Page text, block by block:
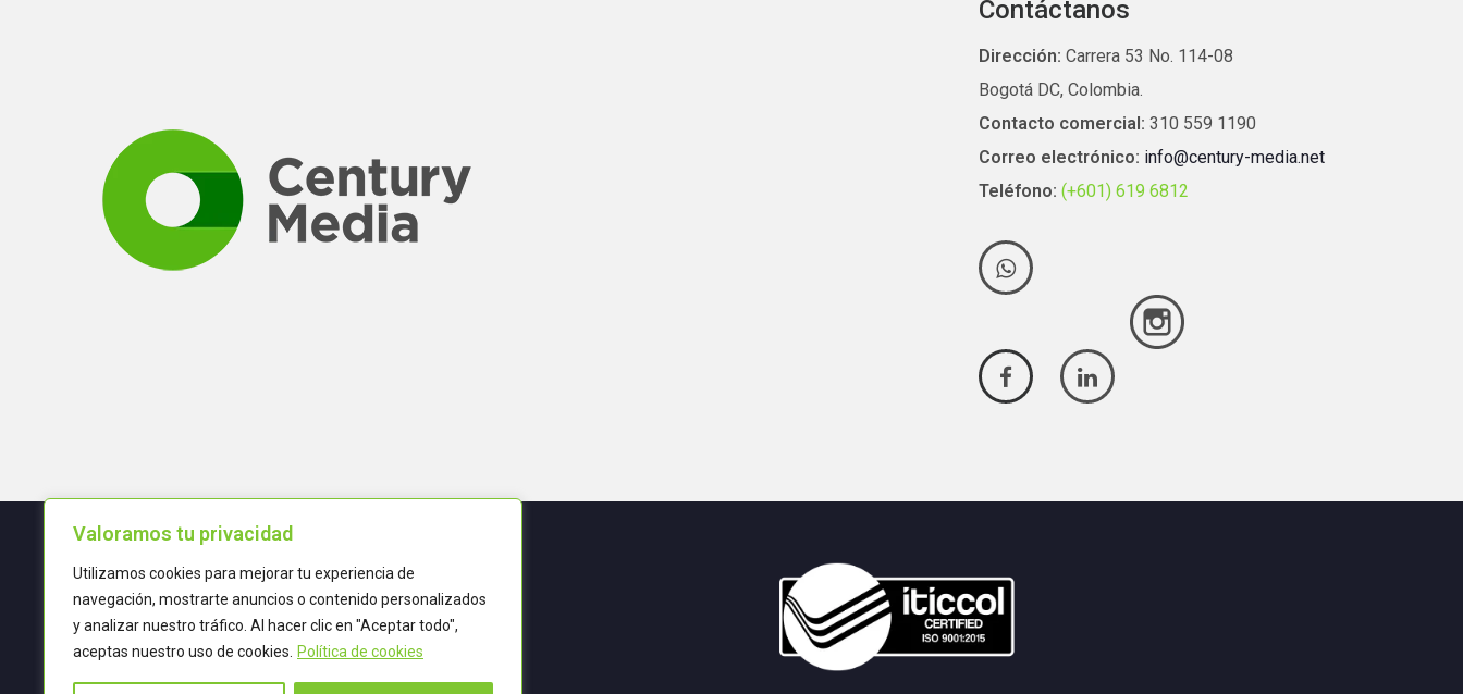
Valoramos tu privacidad
Utilizamos cookies para mejorar tu experiencia de
navegación, mostrarte anuncios o contenido personalizados
y analizar nuestro tráfico. Al hacer clic en "Aceptar todo",
aceptas nuestro uso de cookies.
Política de cookies
Contáctanos
Dirección: Carrera 53 No. 114-08
Bogotá DC, Colombia.
Contacto comercial: 310 559 1190
Correo electrónico: info@century-media.net
Teléfono: (+601) 619 6812
Términos y condiciones
POLÍTICA DE CALIDAD
TRATAMIENTO DE DATOS